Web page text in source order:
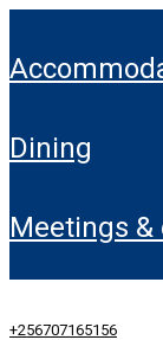
dining
meetings
+256707165156